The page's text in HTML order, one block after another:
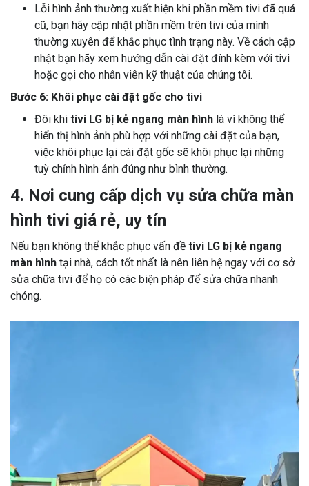
Lỗi hình ảnh thường xuất hiện khi phần mềm tivi đã quá
cũ, bạn hãy cập nhật phần mềm trên tivi của mình
thường xuyên để khắc phục tình trạng này. Về cách cập
nhật bạn hãy xem hướng dẫn cài đặt đính kèm với tivi
hoặc gọi cho nhân viên kỹ thuật của chúng tôi.
Bước 6: Khôi phục cài đặt gốc cho tivi
Đôi khi tivi LG bị kẻ ngang màn hình là vì không thể
hiển thị hình ảnh phù hợp với những cài đặt của bạn,
việc khôi phục lại cài đặt gốc sẽ khôi phục lại những
tuỳ chỉnh hình ảnh đúng như bình thường.
4. Nơi cung cấp dịch vụ sửa chữa màn
hình tivi giá rẻ, uy tín
Nếu bạn không thể khắc phục vấn đề tivi LG bị kẻ ngang
màn hình tại nhà, cách tốt nhất là nên liên hệ ngay với cơ sở
sửa chữa tivi để họ có các biện pháp để sửa chữa nhanh
chóng.